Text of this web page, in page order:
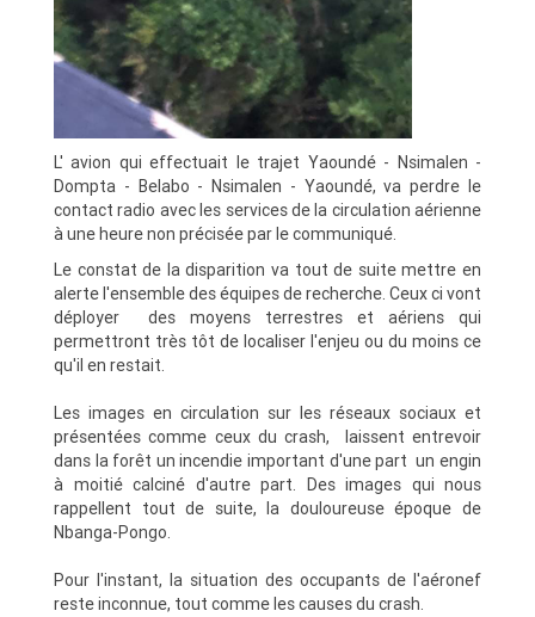
L' avion qui effectuait le trajet Yaoundé - Nsimalen -
Dompta - Belabo - Nsimalen - Yaoundé, va perdre le
contact radio avec les services de la circulation aérienne
à une heure non précisée par le communiqué.
Le constat de la disparition va tout de suite mettre en
alerte l'ensemble des équipes de recherche. Ceux ci vont
déployer des moyens terrestres et aériens qui
permettront très tôt de localiser l'enjeu ou du moins ce
qu'il en restait.
Les images en circulation sur les réseaux sociaux et
présentées comme ceux du crash, laissent entrevoir
dans la forêt un incendie important d'une part un engin
à moitié calciné d'autre part. Des images qui nous
rappellent tout de suite, la douloureuse époque de
Nbanga-Pongo.
Pour l'instant, la situation des occupants de l'aéronef
reste inconnue, tout comme les causes du crash.